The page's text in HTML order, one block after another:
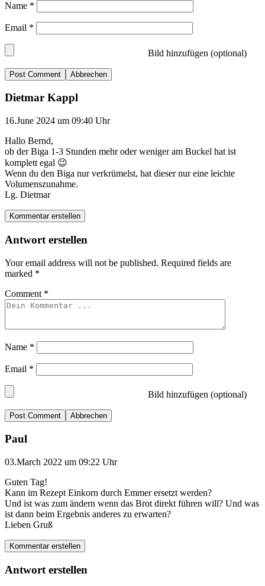
Name *
Email *
Bild hinzufügen (optional)
Abbrechen
Dietmar Kappl
16.June 2024 um 09:40 Uhr
Hallo Bernd,
ob der Biga 1-3 Stunden mehr oder weniger am Buckel hat ist
komplett egal 😉
Wenn du den Biga nur verkrümelst, hat dieser nur eine leichte
Volumenszunahme.
Lg. Dietmar
Kommentar erstellen
Antwort erstellen
Your email address will not be published. Required fields are
marked *
Comment *
Name *
Email *
Bild hinzufügen (optional)
Abbrechen
Paul
03.March 2022 um 09:22 Uhr
Guten Tag!
Kann im Rezept Einkorn durch Emmer ersetzt werden?
Und ist was zum ändern wenn das Brot direkt führen will? Und was
ist dann beim Ergebnis anderes zu erwarten?
Lieben Gruß
Kommentar erstellen
Antwort erstellen